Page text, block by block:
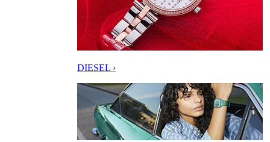
DIESEL ›